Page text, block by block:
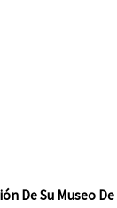
De Su Museo